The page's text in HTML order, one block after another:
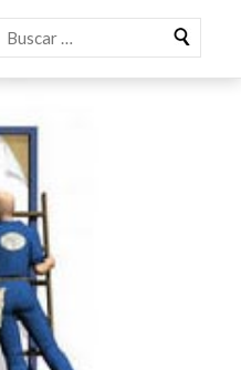
Buscar